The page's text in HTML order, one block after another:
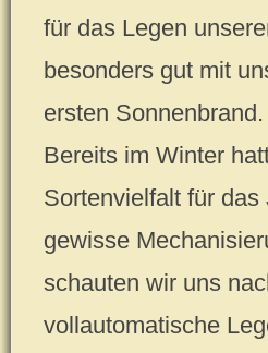
für das Legen
besonders gut mit
ersten Sonnenbrand.
Bereits im Winter
Sortenvielfalt für
gewisse
schauten wir uns
vollautomatische